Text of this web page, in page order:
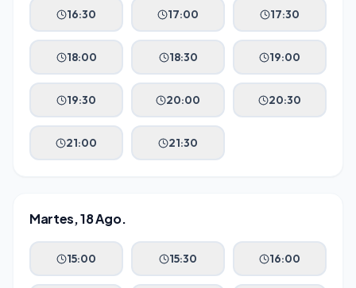
16:30 17:00 17:30
18:00 18:30 19:00
19:30 20:00 20:30
21:00 21:30
Martes, 18 Ago.
15:00 15:30 16:00